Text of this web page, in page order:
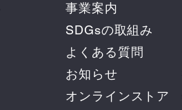
事業案内
SDGsの取組み
よくある質問
お知らせ
オンラインストア